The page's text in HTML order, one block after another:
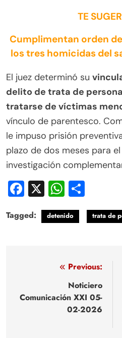
TE
Cumplimentan orden
los tres homicidas del
El juez determinó su
delito de trata de
tratarse de víctimas
vínculo de parentesco.
le impuso prisión
plazo de dos meses para
investigación
Facebook
X
Tagged: detenido trata de
Navegación
entradas
Previous:
Noticiero
Comunicación XXI 05-
02-2026